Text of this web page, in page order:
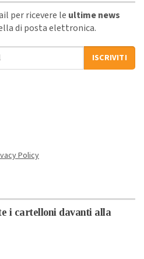
per ricevere le ultime news
di posta elettronica.
ISCRIVITI
Policy
i cartelloni davanti alla